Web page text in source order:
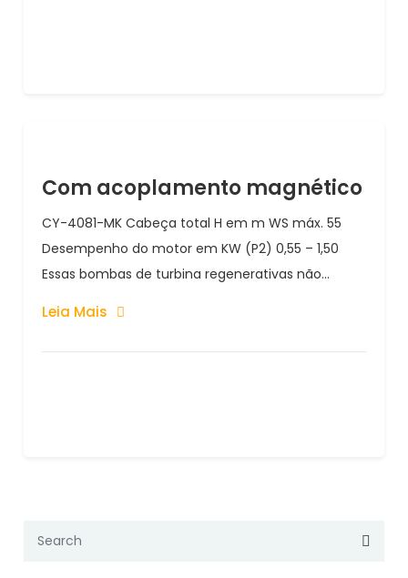
Com acoplamento magnético
CY-4081-MK Cabeça total H em m WS máx. 55
Desempenho do motor em KW (P2) 0,55 – 1,50
Essas bombas de turbina regenerativas não...
Leia Mais